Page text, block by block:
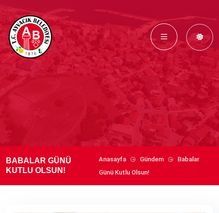
BABALAR GÜNÜ
KUTLU OLSUN!
Anasayfa Gündem
Babalar
Günü Kutlu Olsun!